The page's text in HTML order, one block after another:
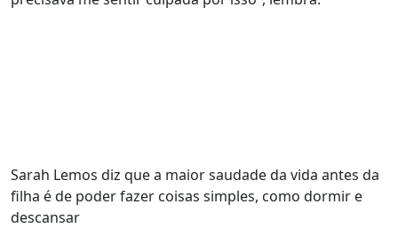
Sarah Lemos diz que a maior saudade da vida antes da
filha é de poder fazer coisas simples, como dormir e
descansar